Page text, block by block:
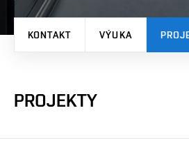
KONTAKT VÝUKA
PROJEKTY